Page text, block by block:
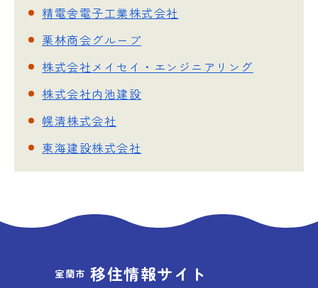
精電舎電子工業株式会社
栗林商会グループ
株式会社メイセイ・エンジニアリング
株式会社内池建設
幌清株式会社
東海建設株式会社
室蘭市 移住情報サイト